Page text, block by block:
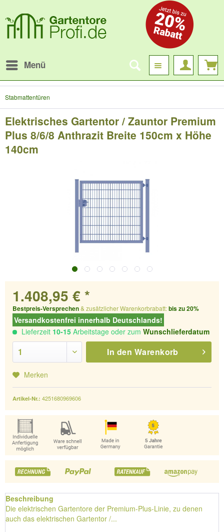
Menü
Stabmattentüren
Elektrisches Gartentor / Zauntor Premium
Plus 8/6/8 Anthrazit Breite 150cm x Höhe
140cm
1.408,95 € *
Bestpreis-Versprechen& zusätzlicher Warenkorbrabatt:bis zu 20%
Versandkostenfrei innerhalb Deutschlands!
Lieferzeit 10-15 Arbeitstage oder zum Wunschlieferdatum
In den Warenkorb
Merken
Artikel-Nr.: 4251680969606
Beschreibung
Die elektrischen Gartentore der Premium-Plus-Linie, zu denen
auch das elektrischen Gartentor /...